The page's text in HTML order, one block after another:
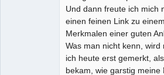
Und dann freute ich mich
einen feinen Link zu
Merkmalen einer guten
Was man nicht kenn,
ich heute erst gemerkt,
bekam, wie garstig meine